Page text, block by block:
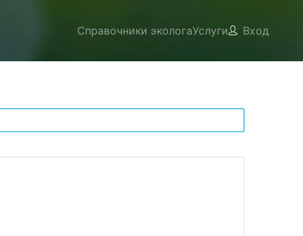
Справочники экологаУслуги Вход